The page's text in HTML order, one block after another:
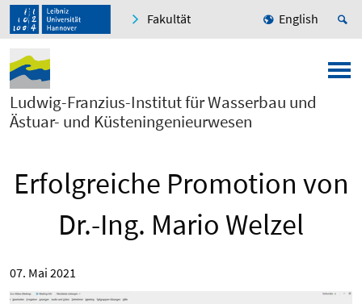
Fakultät English
Ludwig-Franzius-Institut für Wasserbau und
Ästuar- und Küsteningenieurwesen
Erfolgreiche Promotion von
Dr.-Ing. Mario Welzel
07. Mai 2021